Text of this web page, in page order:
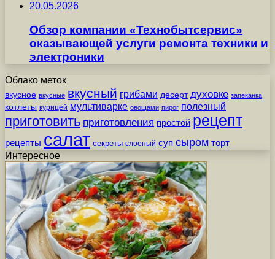
20.05.2026
Обзор компании «Технобытсервис»
оказывающей услуги ремонта техники и
электроники
Облако меток
вкусное вкусные вкусный грибами десерт духовке запеканка
котлеты курицей мультиварке овощами пирог полезный
приготовить приготовления простой рецепт
рецепты салат секреты слоеный суп сыром торт
Интересное